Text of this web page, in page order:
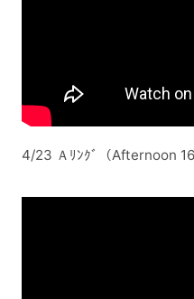
4/23 Ａﾘﾝｸﾞ（Afternoon